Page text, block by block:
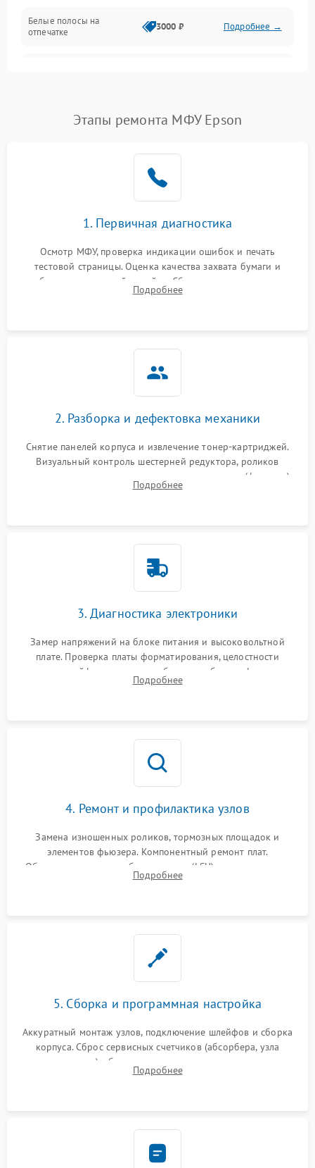
Изображение
Белые полосы на
отпечатке
3000 ₽ Подробнее →
Этапы ремонта МФУ Epson
1. Первичная диагностика
Осмотр МФУ, проверка индикации ошибок и печать
тестовой страницы. Оценка качества захвата бумаги и
работы сканирующей линейки. Сбор данных о замятиях,
дефектах изображения или посторонних шумах при работе.
Подробнее
2. Разборка и дефектовка механики
Снятие панелей корпуса и извлечение тонер-картриджей.
Визуальный контроль шестерней редуктора, роликов
захвата, термопленки и прижимного вала в печи (фьюзере).
Проверка оптики сканера на загрязнения.
Подробнее
3. Диагностика электроники
Замер напряжений на блоке питания и высоковольтной
плате. Проверка платы форматирования, целостности
плоских шлейфов сканера и работоспособности флажков и
оптопар (датчиков прохождения бумаги).
Подробнее
4. Ремонт и профилактика узлов
Замена изношенных роликов, тормозных площадок и
элементов фьюзера. Компонентный ремонт плат.
Обязательная очистка блока лазера (LSU), зеркал и тракта
печати от просыпанного тонера и бумажной пыли.
Подробнее
5. Сборка и программная настройка
Аккуратный монтаж узлов, подключение шлейфов и сборка
корпуса. Сброс сервисных счетчиков (абсорбера, узла
закрепления), обновление прошивки и программная
калибровка цветопередачи и позиционирования сканера.
Подробнее